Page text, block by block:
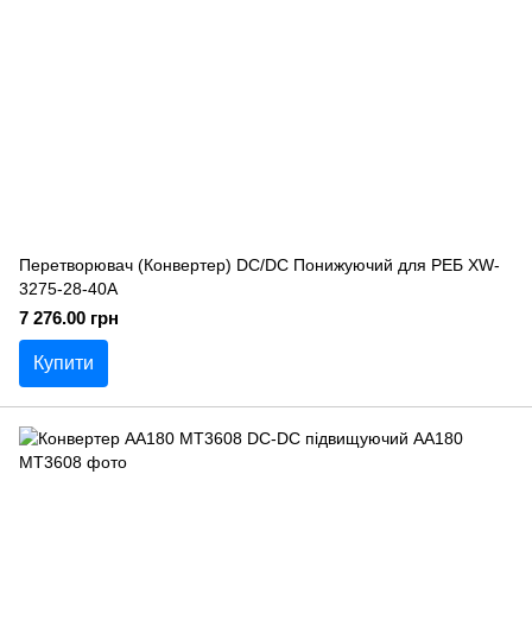
Перетворювач (Конвертер) DC/DC Понижуючий для РЕБ XW-
3275-28-40A
7 276.00 грн
Купити